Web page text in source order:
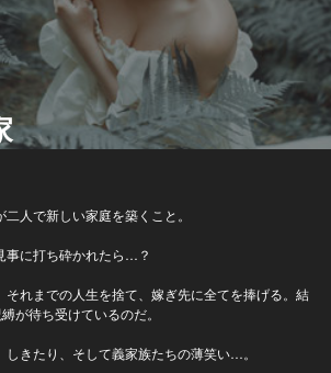
人で新しい家庭を築くこと。
事に打ち砕かれたら…？
それまでの人生を捨て、嫁ぎ先に全てを捧げる。結
が待ち受けているのだ。
きたり、そして義家族たちの薄笑い…。